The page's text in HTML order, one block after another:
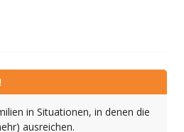
in Situationen, in denen die
ausreichen.